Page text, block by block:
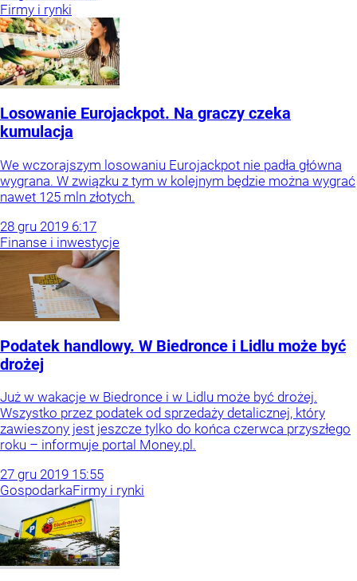
Firmy i rynki
Losowanie Eurojackpot. Na graczy czeka
kumulacja
We wczorajszym losowaniu Eurojackpot nie padła główna
wygrana. W związku z tym w kolejnym będzie można wygrać
nawet 125 mln złotych.
28 gru 2019 6:17
Finanse i inwestycje
Podatek handlowy. W Biedronce i Lidlu może być
drożej
Już w wakacje w Biedronce i w Lidlu może być drożej.
Wszystko przez podatek od sprzedaży detalicznej, który
zawieszony jest jeszcze tylko do końca czerwca przyszłego
roku – informuje portal Money.pl.
27 gru 2019 15:55
GospodarkaFirmy i rynki